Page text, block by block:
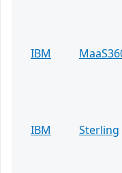
IBM
IBM
Sterling